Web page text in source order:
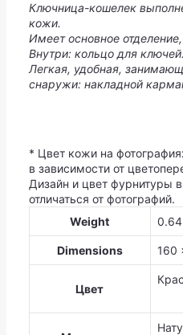
Ключница-кошелек
кожи.
Имеет основное
Внутри: кольцо для ключей.
Легкая, удобная,
снаружи: накладной
* Цвет кожи на
в зависимости от
Дизайн и цвет фурнитуры
отличаться от фотографий.
Weight
Dimensions 160
Цвет